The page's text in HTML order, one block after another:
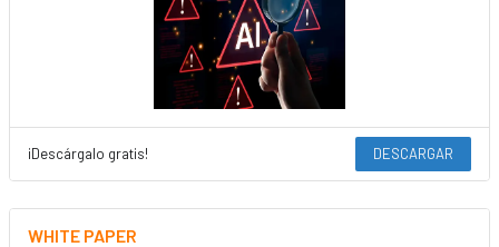
¡Descárgalo gratis! DESCARGAR
WHITE PAPER